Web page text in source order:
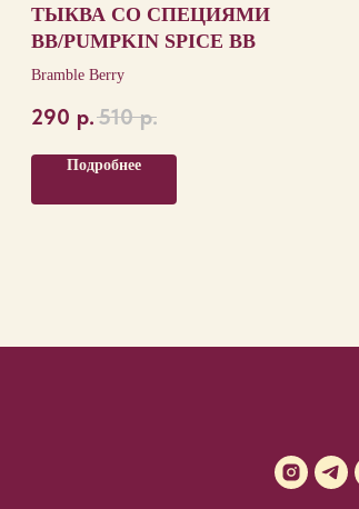
ТЫКВА СО СПЕЦИЯМИ
BB/PUMPKIN SPICE BB
Bramble Berry
290 р.510 р.
Подробнее